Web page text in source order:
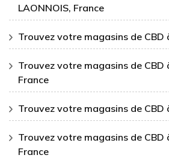
LAONNOIS, France
Trouvez votre magasins de CBD
Trouvez votre magasins de CBD
France
Trouvez votre magasins de CBD
Trouvez votre magasins de CBD
France